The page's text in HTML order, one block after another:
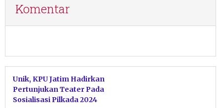
Komentar
Unik, KPU Jatim Hadirkan
Pertunjukan Teater Pada
Sosialisasi Pilkada 2024